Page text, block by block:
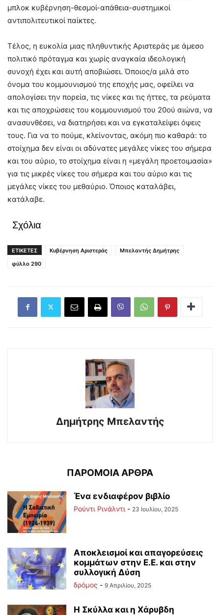
μπλοκ κυβέρνηση-θεσμοί-απάθεια-συστημικοί
αντιπολιτευτικοί παίκτες.
Τέλος, η ευκολία μιας πληθυντικής Αριστεράς με άμεσο
πολιτικό πρόταγμα και χωρίς αναγκαία ιδεολογική
συνοχή έχει και αυτή αποβιώσει. Όποιος/α μιλά στο
όνομα του κομμουνισμού της εποχής μας, οφείλει να
απολογίσει την πορεία, τις νίκες και τις ήττες, τα ρεύματα
και τις αποχρώσεις του κομμουνισμού του 20ού αιώνα, να
ανασυνθέσει, να διατηρήσει και να εγκαταλείψει όψεις
τους. Για να το πούμε, κλείνοντας, ακόμη πιο καθαρά: το
στοίχημα δεν είναι οι αδύνατες μεγάλες νίκες του σήμερα
και του αύριο, το στοίχημα είναι η «μεγάλη προετοιμασία»
για τις μικρές νίκες του σήμερα και του αύριο και τις
μεγάλες νίκες του μεθαύριο. Όποιος καταλάβει,
κατάλαβε.
Σχόλια
ΕΤΙΚΕΤΕΣ Κυβέρνηση Αριστεράς
Μπελαντής Δημήτρης
φύλλο 290
Δημήτρης Μπελαντής
ΠΑΡΟΜΟΙΑ ΑΡΘΡΑ
Ένα ενδιαφέρον βιβλίο
Ρούντι Ρινάλντι - 23 Ιουλίου, 2025
Αποκλεισμοί και απαγορεύσεις
κομμάτων στην Ε.Ε. και στην
συλλογική Δύση
δρόμος - 9 Απριλίου, 2025
Η Σκύλλα και η Χάρυβδη